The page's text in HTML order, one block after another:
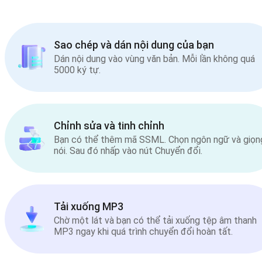
Sao chép và dán nội dung của bạn
Dán nội dung vào vùng văn bản. Mỗi lần không quá
5000 ký tự.
Chỉnh sửa và tinh chỉnh
Bạn có thể thêm mã SSML. Chọn ngôn ngữ và
nói. Sau đó nhấp vào nút Chuyển đổi.
Tải xuống MP3
Chờ một lát và bạn có thể tải xuống tệp âm thanh
MP3 ngay khi quá trình chuyển đổi hoàn tất.